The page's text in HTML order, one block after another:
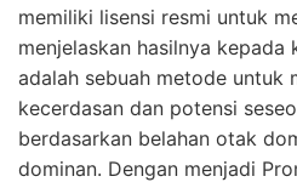
memiliki lisensi resmi untuk
menjelaskan hasilnya kepada
adalah sebuah metode untuk
kecerdasan dan potensi
berdasarkan belahan otak
dominan. Dengan menjadi